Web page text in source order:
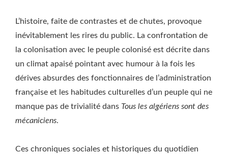
L’histoire, faite de contrastes et de chutes, provoque
inévitablement les rires du public. La confrontation de
la colonisation avec le peuple colonisé est décrite dans
un climat apaisé pointant avec humour à la fois les
dérives absurdes des fonctionnaires de l’administration
française et les habitudes culturelles d’un peuple qui ne
manque pas de trivialité dans Tous les algériens sont des
mécaniciens.
Ces chroniques sociales et historiques du quotidien